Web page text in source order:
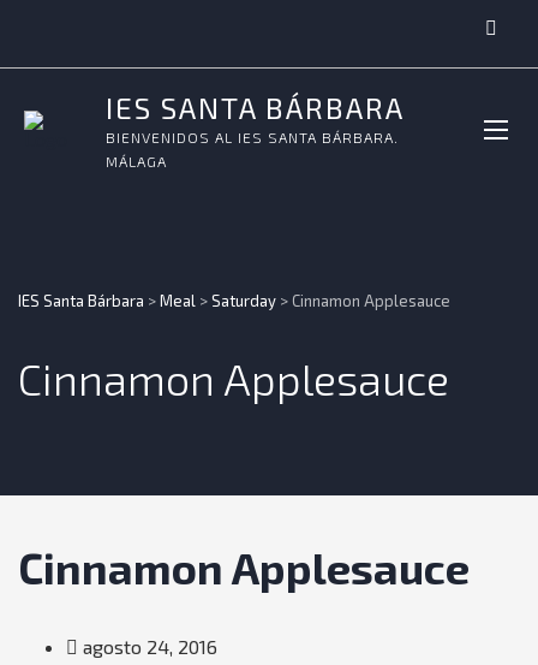
IES SANTA BÁRBARA
BIENVENIDOS AL IES SANTA BÁRBARA.
MÁLAGA
IES Santa Bárbara >Meal >Saturday > Cinnamon Applesauce
Cinnamon Applesauce
Cinnamon Applesauce
agosto 24, 2016